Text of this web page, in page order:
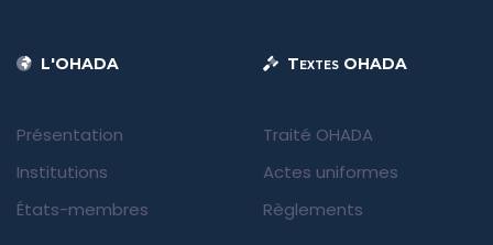
L'OHADA
Présentation
Institutions
États-membres
Textes OHADA
Traité OHADA
Actes uniformes
Règlements